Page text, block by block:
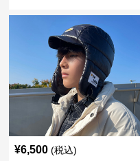
¥6,500 (税込)